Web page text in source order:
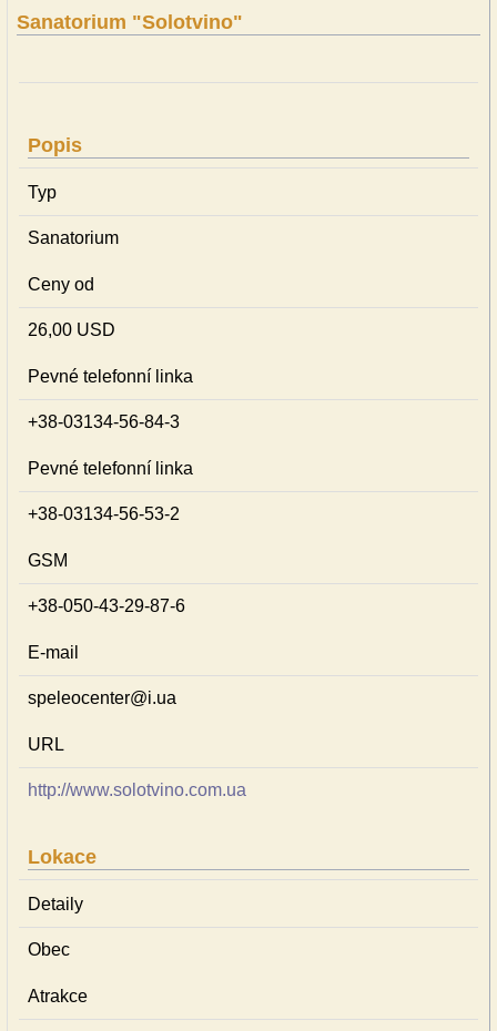
Sanatorium "Solotvino"
Popis
Typ
Sanatorium
Ceny od
26,00 USD
Pevné telefonní linka
+38-03134-56-84-3
Pevné telefonní linka
+38-03134-56-53-2
GSM
+38-050-43-29-87-6
E-mail
speleocenter@i.ua
URL
http://www.solotvino.com.ua
Lokace
Detaily
Obec
Atrakce